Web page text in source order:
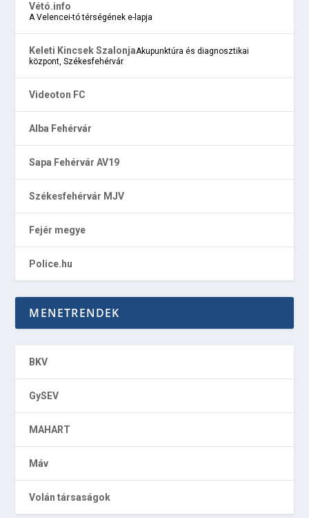
Vétó.info
A Velencei-tó térségének e-lapja
Keleti Kincsek SzalonjaAkupunktúra és diagnosztikai
központ, Székesfehérvár
Videoton FC
Alba Fehérvár
Sapa Fehérvár AV19
Székesfehérvár MJV
Fejér megye
Police.hu
MENETRENDEK
BKV
GySEV
MAHART
Máv
Volán társaságok